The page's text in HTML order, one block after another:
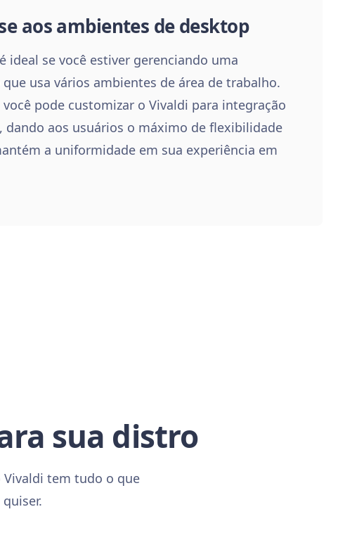
aos ambientes de desktop
ideal se você estiver gerenciando uma
usa vários ambientes de área de trabalho.
você pode customizar o Vivaldi para integração
dando aos usuários o máximo de flexibilidade
a uniformidade em sua experiência em
sua distro
tem tudo o que